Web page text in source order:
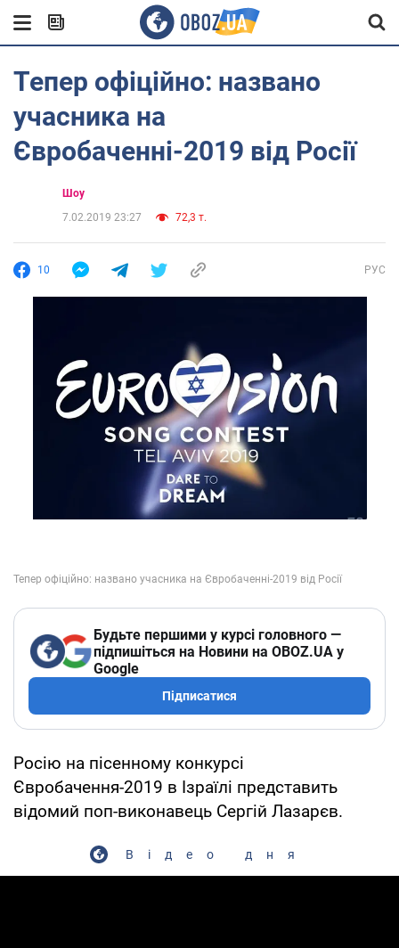
Тепер офіційно: названо
учасника на
Євробаченні-2019 від Росії
Шоу
7.02.2019 23:27
72,3 т.
10 РУС
Будьте першими у курсі головного —
підпишіться на Новини на OBOZ.UA у
Google
Підписатися
Росію на пісенному конкурсі
Євробачення-2019 в Ізраїлі представить
відомий поп-виконавець Сергій Лазарєв.
Відео дня